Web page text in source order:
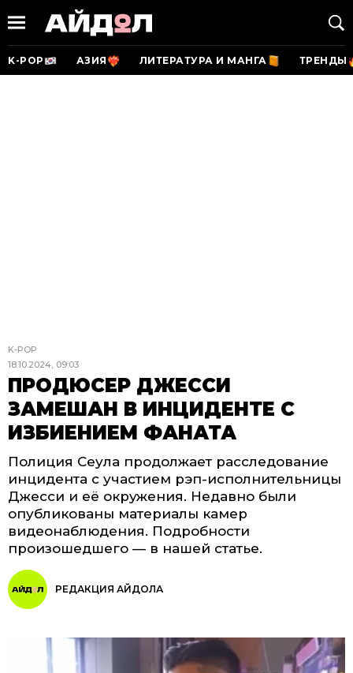
K-POP АЗИЯ ЛИТЕРАТУРА И МАНГА ТРЕНДЫ
K-POP
18.10.2024, 09:03
ПРОДЮСЕР ДЖЕССИ
ЗАМЕШАН В ИНЦИДЕНТЕ С
ИЗБИЕНИЕМ ФАНАТА
Полиция Сеула продолжает расследование
инцидента с участием рэп-исполнительницы
Джесси и её окружения. Недавно были
опубликованы материалы камер
видеонаблюдения. Подробности
произошедшего — в нашей статье.
РЕДАКЦИЯ АЙДОЛА